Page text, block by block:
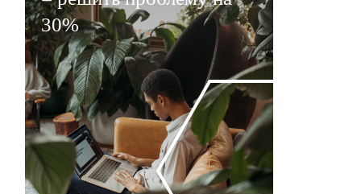
30%